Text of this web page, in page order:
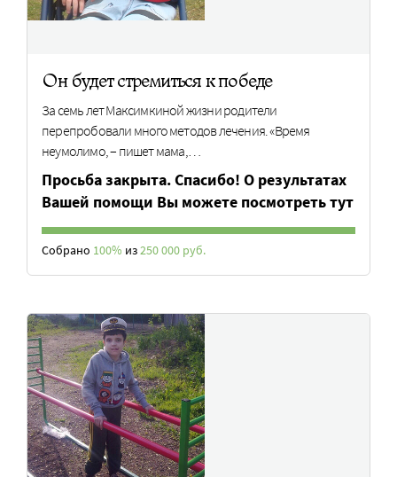
Он будет стремиться к победе
За семь лет Максимкиной жизни родители
перепробовали много методов лечения. «Время
неумолимо, – пишет мама,…
Просьба закрыта. Спасибо! О результатах
Вашей помощи Вы можете посмотреть тут
Собрано 100% из250 000 руб.